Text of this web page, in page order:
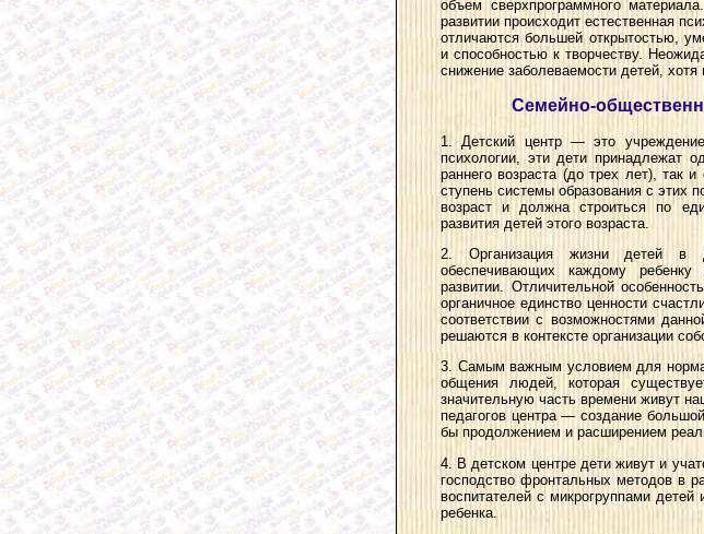
объем сверхпрограммного
развитии происходит естественная
отличаются большей открытостью,
и способностью к творчеству.
снижение заболеваемости детей,
Семейно-
1. Детский центр — это
психологии, эти дети принадлежат
раннего возраста (до трех лет), так
ступень системы образования с
возраст и должна строиться по
развития детей этого возраста.
2. Организация жизни детей в
обеспечивающих каждому ребенку
развитии. Отличительной
органичное единство ценности
соответствии с возможностями
решаются в контексте организации
3. Самым важным условием для
общения людей, которая
значительную часть времени живут
педагогов центра — создание
бы продолжением и расширением
4. В детском центре дети живут и
господство фронтальных методов в
воспитателей с микрогруппами детей
ребенка.